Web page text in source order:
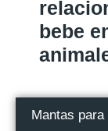
bebe
Mantas para